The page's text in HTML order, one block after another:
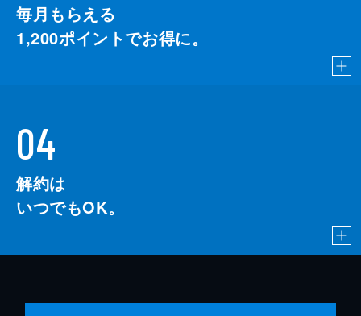
毎月もらえる
1,200ポイントでお得に。
04
解約は
いつでもOK。